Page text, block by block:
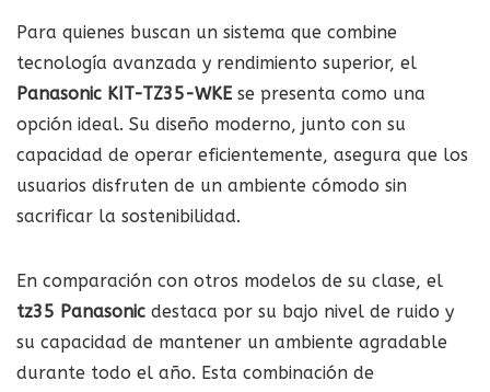
Para quienes buscan un sistema que combine
tecnología avanzada y rendimiento superior, el
Panasonic KIT-TZ35-WKE se presenta como una
opción ideal. Su diseño moderno, junto con su
capacidad de operar eficientemente, asegura que los
usuarios disfruten de un ambiente cómodo sin
sacrificar la sostenibilidad.
En comparación con otros modelos de su clase, el
tz35 Panasonic destaca por su bajo nivel de ruido y
su capacidad de mantener un ambiente agradable
durante todo el año. Esta combinación de